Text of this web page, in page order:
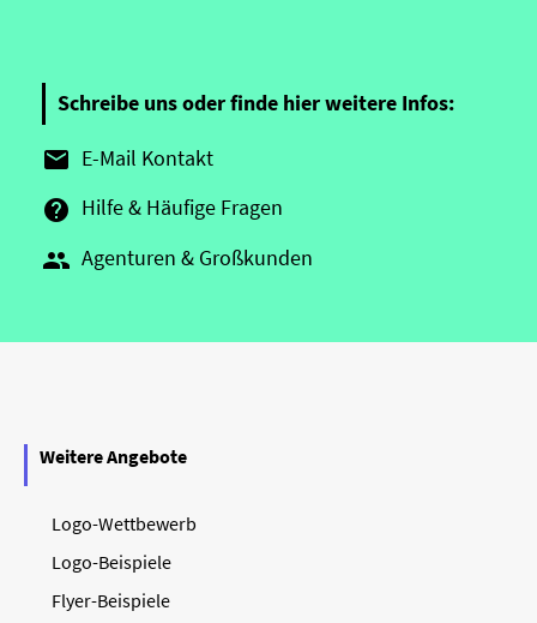
Schreibe uns oder finde hier weitere Infos:
 E-Mail Kontakt
 Hilfe & Häufige Fragen
 Agenturen & Großkunden
Weitere Angebote
Logo-Wettbewerb
Logo-Beispiele
Flyer-Beispiele